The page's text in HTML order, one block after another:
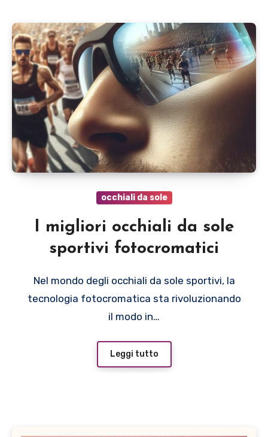
occhiali da sole
I migliori occhiali da sole
sportivi fotocromatici
Nel mondo degli occhiali da sole sportivi, la
tecnologia fotocromatica sta rivoluzionando
il modo in…
Leggi tutto